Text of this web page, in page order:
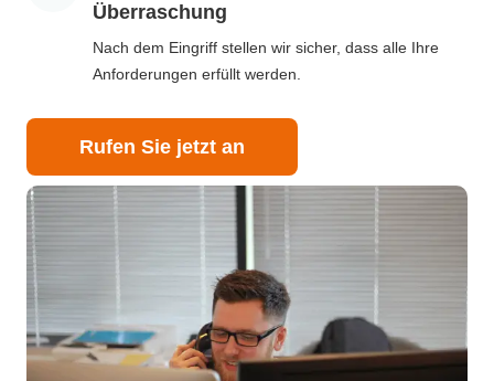
Überraschung
Nach dem Eingriff stellen wir sicher, dass alle Ihre
Anforderungen erfüllt werden.
Rufen Sie jetzt an